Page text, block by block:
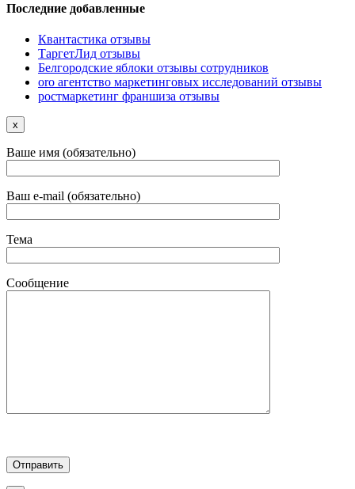
Последние добавленные
Квантастика отзывы
ТаргетЛид отзывы
Белгородские яблоки отзывы сотрудников
oro агентство маркетинговых исследований отзывы
ростмаркетинг франшиза отзывы
x
Ваше имя (обязательно)
Ваш e-mail (обязательно)
Тема
Сообщение